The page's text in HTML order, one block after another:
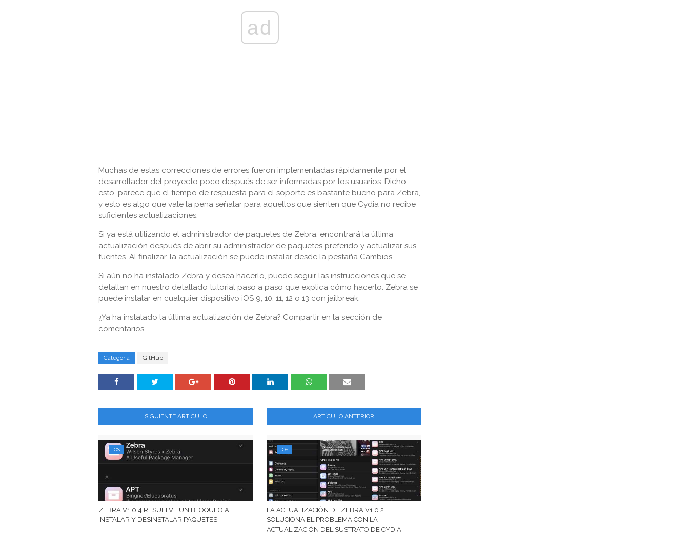
ad
Muchas de estas correcciones de errores fueron implementadas rápidamente por el
desarrollador del proyecto poco después de ser informadas por los usuarios. Dicho
esto, parece que el tiempo de respuesta para el soporte es bastante bueno para Zebra,
y esto es algo que vale la pena señalar para aquellos que sienten que Cydia no recibe
suficientes actualizaciones.
Si ya está utilizando el administrador de paquetes de Zebra, encontrará la última
actualización después de abrir su administrador de paquetes preferido y actualizar sus
fuentes. Al finalizar, la actualización se puede instalar desde la pestaña Cambios.
Si aún no ha instalado Zebra y desea hacerlo, puede seguir las instrucciones que se
detallan en nuestro detallado tutorial paso a paso que explica cómo hacerlo. Zebra se
puede instalar en cualquier dispositivo iOS 9, 10, 11, 12 o 13 con jailbreak.
¿Ya ha instalado la última actualización de Zebra? Compartir en la sección de
comentarios.
Categoría GitHub
SIGUIENTE ARTICULO
IOS
ZEBRA V1.0.4 RESUELVE UN BLOQUEO AL
INSTALAR Y DESINSTALAR PAQUETES
ARTÍCULO ANTERIOR
IOS
LA ACTUALIZACIÓN DE ZEBRA V1.0.2
SOLUCIONA EL PROBLEMA CON LA
ACTUALIZACIÓN DEL SUSTRATO DE CYDIA